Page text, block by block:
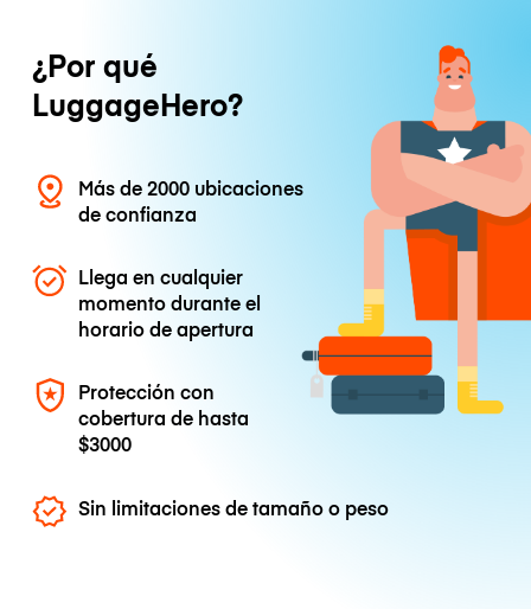
¿Por qué
LuggageHero?
Más de 2000 ubicaciones
de confianza
Llega en cualquier
momento durante el
horario de apertura
Protección con
cobertura de hasta
$3000
Sin limitaciones de tamaño o peso